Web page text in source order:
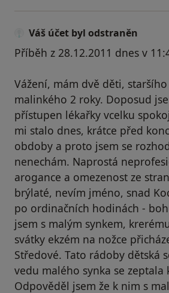
Váš účet byl odstraněn
Příběh z 28.12.2011 dnes v
Vážení, mám dvě děti,
malinkého 2 roky. Doposud
přístupen lékařky vcelku
mi stalo dnes, krátce před
obdoby a proto jsem se
nenechám. Naprostá
arogance a omezenost ze
brýlaté, nevím jméno, snad
po ordinačních hodinách -
jsem s malým synkem,
svátky ekzém na nožce
Středové. Tato rádoby dětská
vedu malého synka se zeptala
Odpověděl jsem že k nim s